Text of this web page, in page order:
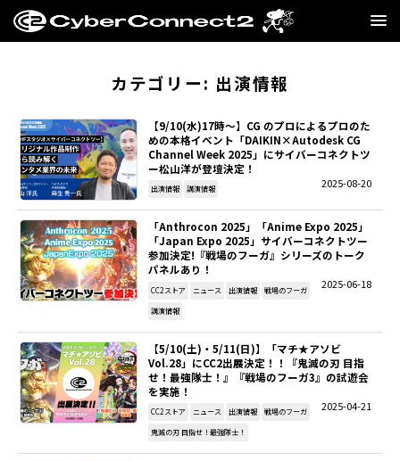
MANGA・NOVEL
FILM
CC2STORE
COMPANY
BLOG
RECRUIT
SNS
SITEMAP
カテゴリー: 出演情報
【9/10(水)17時～】CG のプロによるプロのた
めの本格イベント「DAIKIN×Autodesk CG
Channel Week 2025」にサイバーコネクトツ
ー松山洋が登壇決定！
2025-08-20
出演情報 講演情報
「Anthrocon 2025」「Anime Expo 2025」
「Japan Expo 2025」サイバーコネクトツー
参加決定!『戦場のフーガ』シリーズのトーク
パネルあり！
2025-06-18
CC2ストア ニュース 出演情報 戦場のフーガ
講演情報
【5/10(土)・5/11(日)】「マチ★アソビ
Vol.28」にCC2出展決定！！『鬼滅の刃 目指
せ！最強隊士！』『戦場のフーガ3』の試遊会
を実施！
2025-04-21
CC2ストア ニュース 出演情報 戦場のフーガ
鬼滅の刃 目指せ！最強隊士！